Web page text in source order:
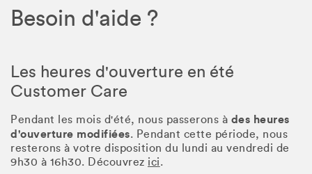
Besoin d'aide ?
Les heures d'ouverture en été
Customer Care
Pendant les mois d'été, nous passerons à des heures
d'ouverture modifiées. Pendant cette période, nous
resterons à votre disposition du lundi au vendredi de
9h30 à 16h30. Découvrez ici.